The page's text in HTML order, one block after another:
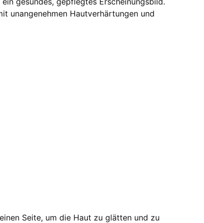
unangenehmen Hautverhärtungen und
Seite, um die Haut zu glätten und zu